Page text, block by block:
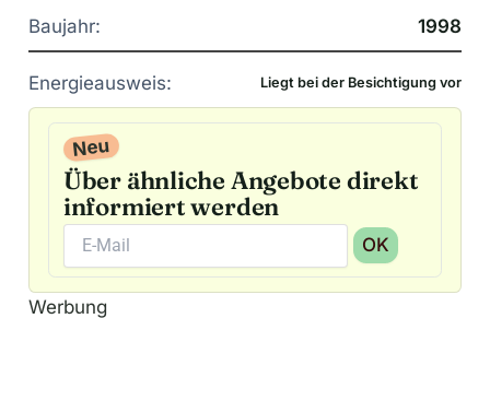
Baujahr: 1998
Energieausweis: Liegt bei der Besichtigung vor
Neu
Über ähnliche Angebote direkt
informiert werden
OK
A
l
Werbung